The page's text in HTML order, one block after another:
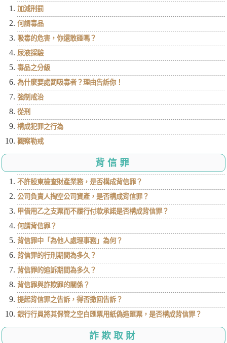
加減刑罰
何謂毒品
吸毒的危害，你還敢碰嗎？
尿液採驗
毒品之分級
為什麼要處罰吸毒者？理由告訴你！
強制戒治
從刑
構成犯罪之行為
觀察勒戒
背信罪
不許股東檢查財產業務，是否構成背信罪？
公司負責人掏空公司資產，是否構成背信罪？
甲借用乙之支票而不履行付款承諾是否構成背信罪？
何謂背信罪？
背信罪中「為他人處理事務」為何？
背信罪的行刑期間為多久？
背信罪的追訴期間為多久？
背信罪與詐欺罪的關係？
提起背信罪之告訴，得否撤回告訴？
銀行行員將其保管之空白匯票用紙偽造匯票，是否構成背信罪？
詐欺取財